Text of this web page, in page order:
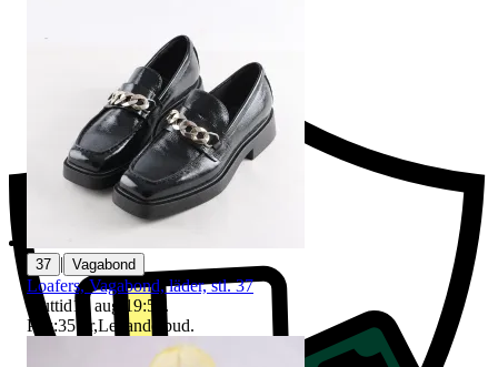
Ersättning om du inte får din vara
37 | Vagabond
Loafers, Vagabond, läder, stl. 37
Sluttid16 aug 19:52 .
Pris:35 kr,Ledande bud.